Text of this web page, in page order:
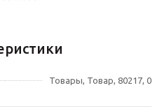
Товары, Товар, 80217, 0